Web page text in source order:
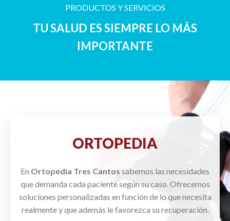
PRODUCTOS Y SERVICIOS
TU SALUD ES SIEMPRE LO MÁS
IMPORTANTE
ORTOPEDIA
En Ortopedia Tres Cantos sabemos las necesidades
que demanda cada paciente según su caso. Ofrecemos
soluciones personalizadas en función de lo que necesita
realmente y que además le favorezca su recuperación.